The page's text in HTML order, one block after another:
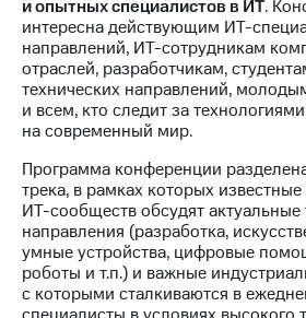
Порядок
выкупа
акций
Дивиденды
Рынок
облигаций
Описание
Еврооблигации-2023
Уведомление
о
погашении
именных
облигаций
Другое
и опытных специалистов в ИТ.
интересна действующим ИТ-
направлений, ИТ-сотрудникам
отраслей, разработчикам,
технических направлений,
и всем, кто следит за
на современный мир.
Программа конференции
трека, в рамках которых
ИТ-сообществ обсудят актуальные
направления (разработка,
умные устройства, цифровые
роботы и т.п.) и важные
с которыми сталкиваются в